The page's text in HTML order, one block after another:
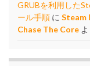
GRUBを利用した
ール手順 に Steam
Chase The Core